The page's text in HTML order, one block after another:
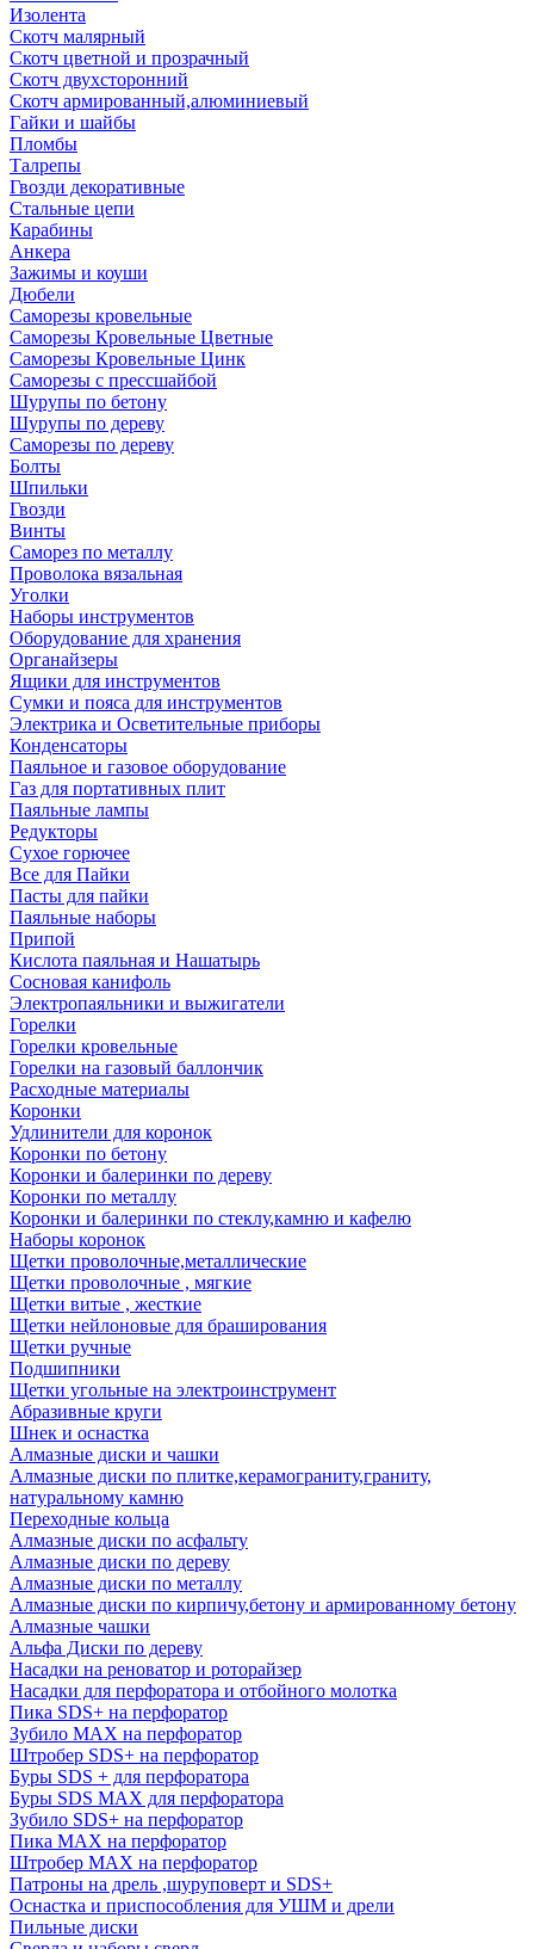
Изолента
Скотч малярный
Скотч цветной и прозрачный
Скотч двухсторонний
Скотч армированный,алюминиевый
Гайки и шайбы
Пломбы
Талрепы
Гвозди декоративные
Стальные цепи
Карабины
Анкера
Зажимы и коуши
Дюбели
Саморезы кровельные
Саморезы Кровельные Цветные
Саморезы Кровельные Цинк
Саморезы с прессшайбой
Шурупы по бетону
Шурупы по дереву
Саморезы по дереву
Болты
Шпильки
Гвозди
Винты
Саморез по металлу
Проволока вязальная
Уголки
Наборы инструментов
Оборудование для хранения
Органайзеры
Ящики для инструментов
Сумки и пояса для инструментов
Электрика и Осветительные приборы
Конденсаторы
Паяльное и газовое оборудование
Газ для портативных плит
Паяльные лампы
Редукторы
Сухое горючее
Все для Пайки
Пасты для пайки
Паяльные наборы
Припой
Кислота паяльная и Нашатырь
Сосновая канифоль
Электропаяльники и выжигатели
Горелки
Горелки кровельные
Горелки на газовый баллончик
Расходные материалы
Коронки
Удлинители для коронок
Коронки по бетону
Коронки и балеринки по дереву
Коронки по металлу
Коронки и балеринки по стеклу,камню и кафелю
Наборы коронок
Щетки проволочные,металлические
Щетки проволочные , мягкие
Щетки витые , жесткие
Щетки нейлоновые для браширования
Щетки ручные
Подшипники
Щетки угольные на электроинструмент
Абразивные круги
Шнек и оснастка
Алмазные диски и чашки
Алмазные диски по плитке,керамограниту,граниту,
натуральному камню
Переходные кольца
Алмазные диски по асфальту
Алмазные диски по дереву
Алмазные диски по металлу
Алмазные диски по кирпичу,бетону и армированному бетону
Алмазные чашки
Альфа Диски по дереву
Насадки на реноватор и роторайзер
Насадки для перфоратора и отбойного молотка
Пика SDS+ на перфоратор
Зубило MAX на перфоратор
Штробер SDS+ на перфоратор
Буры SDS + для перфоратора
Буры SDS MAX для перфоратора
Зубило SDS+ на перфоратор
Пика MAX на перфоратор
Штробер MAX на перфоратор
Патроны на дрель ,шуруповерт и SDS+
Оснастка и приспособления для УШМ и дрели
Пильные диски